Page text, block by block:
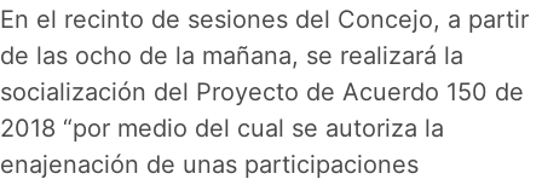
En el recinto de sesiones del Concejo, a partir
de las ocho de la mañana, se realizará la
socialización del Proyecto de Acuerdo 150 de
2018 “por medio del cual se autoriza la
enajenación de unas participaciones